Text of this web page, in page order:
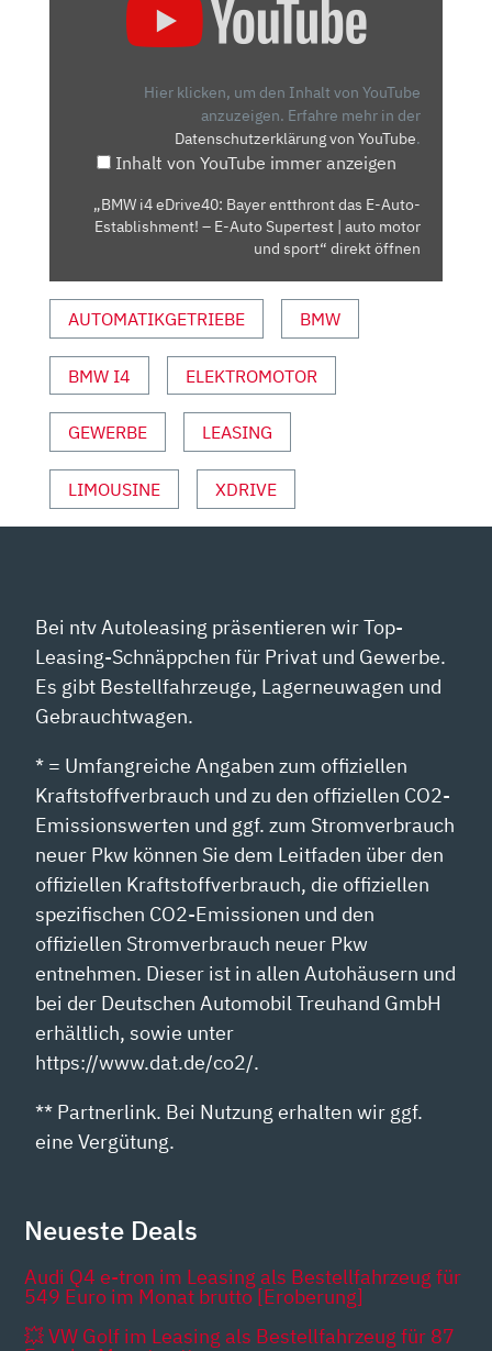
EDRIVE40:
ENTTHRONT
AUTO-
ESTABLISHMENT!
SUPERTEST
AUTO
MOTOR
SPORT“
VON
YOUTUBE
ANZEIGEN
Hier klicken, um den Inhalt von YouTube
anzuzeigen. Erfahre mehr in der
Datenschutzerklärung von YouTube.
Inhalt von YouTube immer anzeigen
„BMW i4 eDrive40: Bayer entthront das E-Auto-
Establishment! – E-Auto Supertest | auto motor
und sport“ direkt öffnen
AUTOMATIKGETRIEBE BMW
BMW I4 ELEKTROMOTOR
GEWERBE LEASING
LIMOUSINE XDRIVE
Bei ntv Autoleasing präsentieren wir Top-
Leasing-Schnäppchen für Privat und Gewerbe.
Es gibt Bestellfahrzeuge, Lagerneuwagen und
Gebrauchtwagen.
* = Umfangreiche Angaben zum offiziellen
Kraftstoffverbrauch und zu den offiziellen CO2-
Emissionswerten und ggf. zum Stromverbrauch
neuer Pkw können Sie dem Leitfaden über den
offiziellen Kraftstoffverbrauch, die offiziellen
spezifischen CO2-Emissionen und den
offiziellen Stromverbrauch neuer Pkw
entnehmen. Dieser ist in allen Autohäusern und
bei der Deutschen Automobil Treuhand GmbH
erhältlich, sowie unter
https://www.dat.de/co2/.
** Partnerlink. Bei Nutzung erhalten wir ggf.
eine Vergütung.
Neueste Deals
Audi Q4 e-tron im Leasing als Bestellfahrzeug für
549 Euro im Monat brutto [Eroberung]
💥 VW Golf im Leasing als Bestellfahrzeug für 87